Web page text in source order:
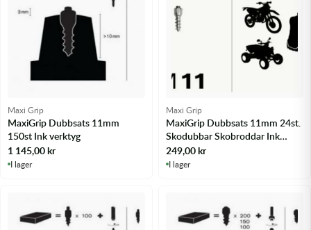
Olja MC
Skydd
Vätskesystem
Fjädring
Hjul
Motordelar & Filter
Plast
Mopedslang
Mousse
Trialdäck
Tubliss
Kylarvätska
Luftfilterolja & Rengöring
Sprayer
Tvätt & Rengöring
Övriga Kemprodukter
Chassidelar
Drivremmar & Variatorremmar
Fjädring
Hytter & Flaklock
Kyl- & värmesystemdelar
Slangar
Maxi Grip
MaxiGrip Dubbsats 11mm
150st Ink verktyg
1 145,00kr
I lager
Maxi Grip
MaxiGrip Dubbsats 11mm 24st.
Skodubbar Skobroddar Ink
verktyg
249,00kr
I lager